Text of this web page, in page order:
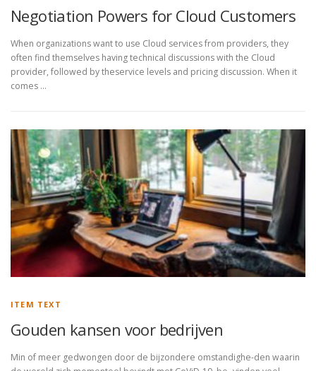
Negotiation Powers for Cloud Customers
When organizations want to use Cloud services from providers, they
often find themselves having technical discussions with the Cloud
provider, followed by theservice levels and pricing discussion. When it
comes …
ITEM TEXT
Gouden kansen voor bedrijven
Min of meer gedwongen door de bijzondere omstandighe-den waarin